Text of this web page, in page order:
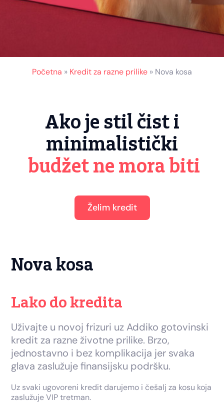
Početna » Kredit za razne prilike » Nova kosa
Ako je stil čist i
minimalistički
budžet ne mora biti
Želim kredit
Nova kosa
Lako do kredita
Uživajte u novoj frizuri uz Addiko gotovinski
kredit za razne životne prilike. Brzo,
jednostavno i bez komplikacija jer svaka
glava zaslužuje finansijsku podršku.
Uz svaki ugovoreni kredit darujemo i češalj za kosu koja
zaslužuje VIP tretman.